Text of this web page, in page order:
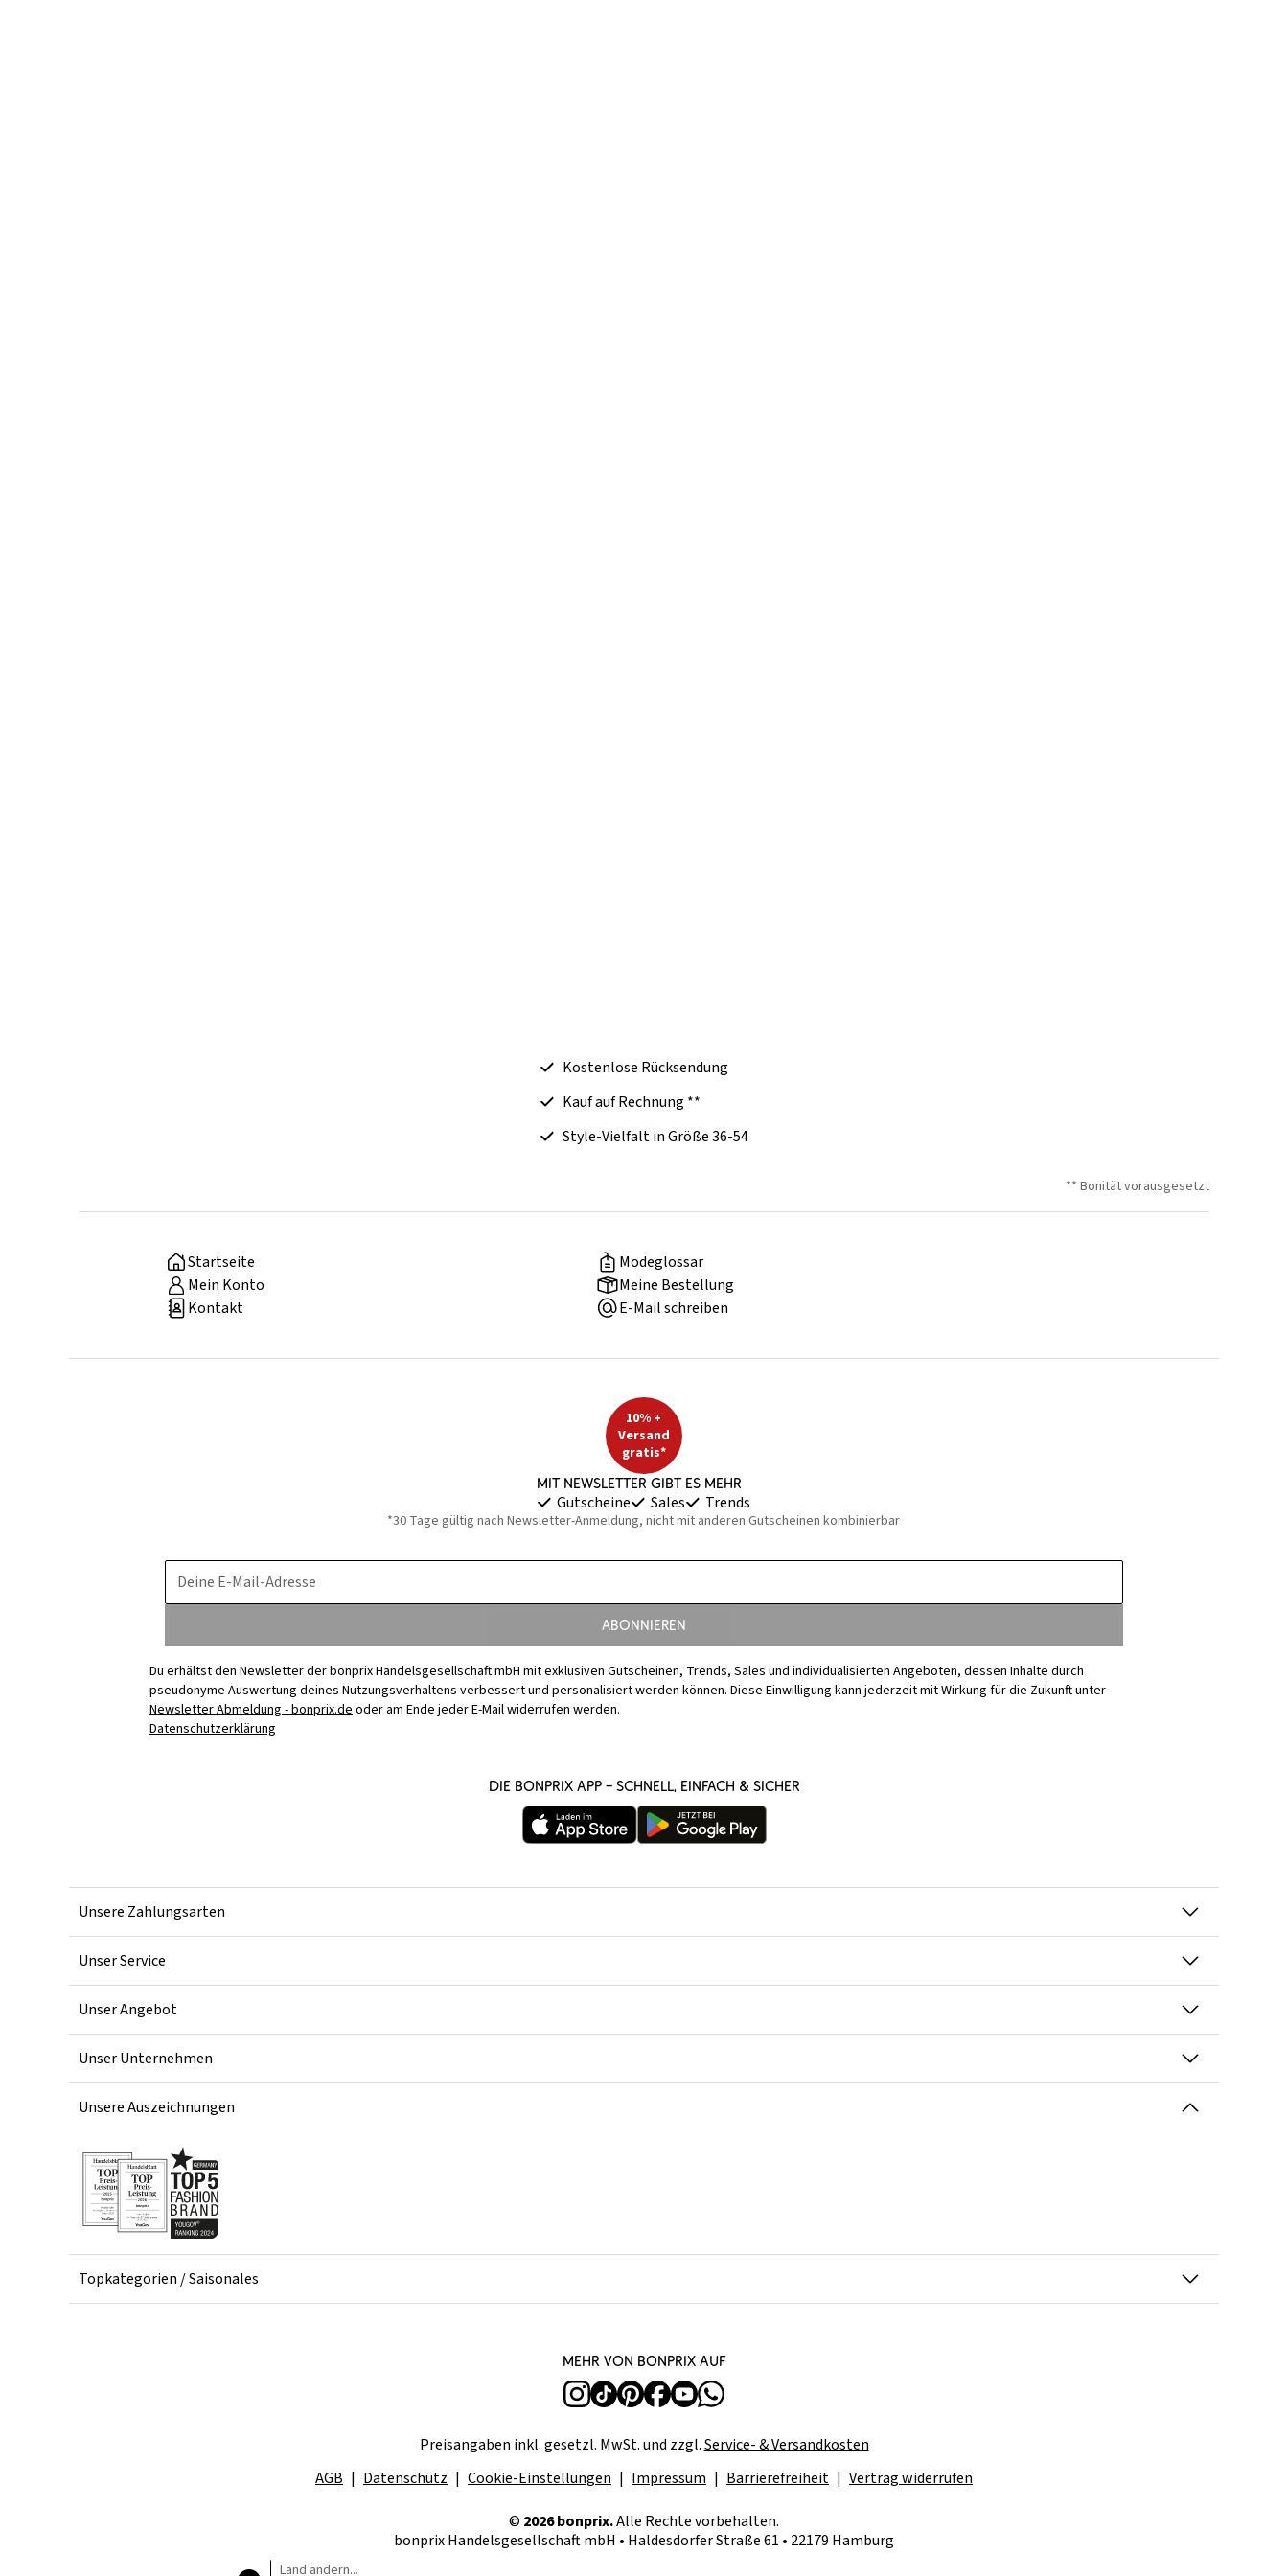
Kostenlose Rücksendung
Kauf auf Rechnung **
Style-Vielfalt in Größe 36-54
** Bonität vorausgesetzt
Startseite
Modeglossar
Mein Konto
Meine Bestellung
Kontakt
E-Mail schreiben
10% +
Versand
gratis*
Mit Newsletter gibt es mehr
Gutscheine Sales Trends
*30 Tage gültig nach Newsletter-Anmeldung, nicht mit anderen Gutscheinen kombinierbar
Deine E-Mail-Adresse
Abonnieren
Du erhältst den Newsletter der bonprix Handelsgesellschaft mbH mit exklusiven Gutscheinen, Trends, Sales und individualisierten Angeboten, dessen Inhalte durch
pseudonyme Auswertung deines Nutzungsverhaltens verbessert und personalisiert werden können. Diese Einwilligung kann jederzeit mit Wirkung für die Zukunft unter
Newsletter Abmeldung - bonprix.deoder am Ende jeder E-Mail widerrufen werden.
Datenschutzerklärung
Die bonprix App – schnell, einfach & sicher
Unsere Zahlungsarten
Unser Service
Unser Angebot
Unser Unternehmen
Unsere Auszeichnungen
Topkategorien / Saisonales
Mehr von bonprix auf
Preisangaben inkl. gesetzl. MwSt. und zzgl.Service- & Versandkosten
AGB
Datenschutz Cookie-Einstellungen Impressum Barrierefreiheit Vertrag widerrufen
© 2026 bonprix.Alle Rechte vorbehalten.
bonprix Handelsgesellschaft mbH • Haldesdorfer Straße 61 • 22179 Hamburg
Land ändern...